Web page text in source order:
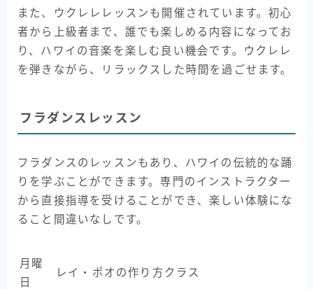
また、ウクレレレッスンも開催されています。初心
者から上級者まで、誰でも楽しめる内容になってお
り、ハワイの音楽を楽しむ良い機会です。ウクレレ
を弾きながら、リラックスした時間を過ごせます。
フラダンスレッスン
フラダンスのレッスンもあり、ハワイの伝統的な踊
りを学ぶことができます。専門のインストラクター
から直接指導を受けることができ、楽しい体験にな
ること間違いなしです。
月曜
日
レイ・ポオの作り方クラス